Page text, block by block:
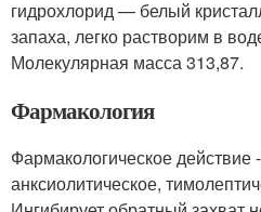
гидрохлорид — белый
запаха, легко растворим в
Молекулярная масса 313,87.
Фармакология
Фармакологическое действие
анксиолитическое,